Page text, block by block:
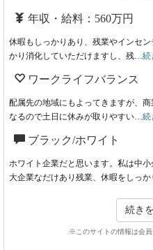
年収・給料：560万円
休暇もしっかりあり、残業やインセ
かり消化していただけますし、残… 続
ワークライフバランス
配属先の地域にもよってきますが、
なるので土日に休みが取りやすい… 続
ブラック/ホワイト
ホワイト企業だと思います。私は中
大企業なだけあり残業、休暇をしっか
続き
※このサイトの情報は会